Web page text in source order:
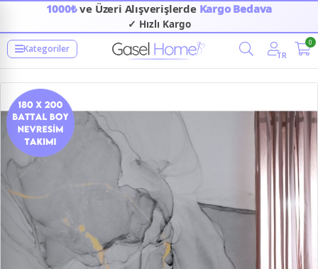
1000₺ve Üzeri Alışverişlerde Kargo Bedava
✓ Hızlı Kargo
Kategoriler
TR
0